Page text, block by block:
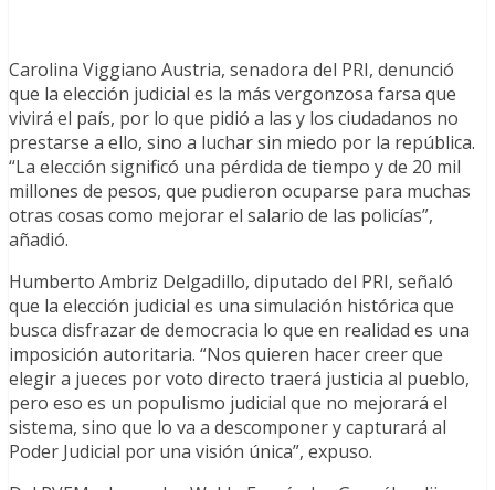
Carolina Viggiano Austria, senadora del PRI, denunció
que la elección judicial es la más vergonzosa farsa que
vivirá el país, por lo que pidió a las y los ciudadanos no
prestarse a ello, sino a luchar sin miedo por la república.
“La elección significó una pérdida de tiempo y de 20 mil
millones de pesos, que pudieron ocuparse para muchas
otras cosas como mejorar el salario de las policías”,
añadió.
Humberto Ambriz Delgadillo, diputado del PRI, señaló
que la elección judicial es una simulación histórica que
busca disfrazar de democracia lo que en realidad es una
imposición autoritaria. “Nos quieren hacer creer que
elegir a jueces por voto directo traerá justicia al pueblo,
pero eso es un populismo judicial que no mejorará el
sistema, sino que lo va a descomponer y capturará al
Poder Judicial por una visión única”, expuso.